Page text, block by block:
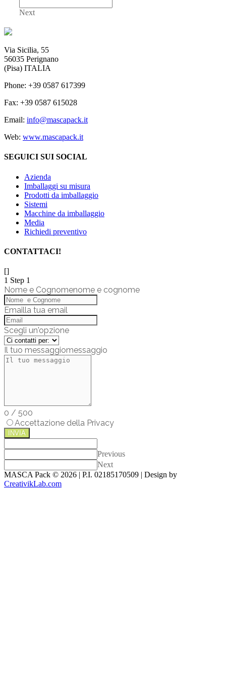
Next
Via Sicilia, 55
56035 Perignano
(Pisa) ITALIA
Phone: +39 0587 617399
Fax: +39 0587 615028
Email: info@mascapack.it
Web: www.mascapack.it
SEGUICI SUI SOCIAL
Azienda
Imballaggi su misura
Prodotti da imballaggio
Sistemi
Macchine da imballaggio
Media
Richiedi preventivo
CONTATTACI!
[]
1 Step 1
Nome e Cognomenome e cognome
Emailla tua email
Scegli un'opzione
Il tuo messaggiomessaggio
0 / 500
Accettazione della Privacy
INVIA
Previous
Next
MASCA Pack © 2026 | P.I. 02185170509 | Design by
CreativikLab.com